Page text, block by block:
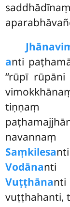
anti
‘‘rūpī
navannaṃ
Saṃkilesa
Vodānanti
Vuṭṭhāna
vuṭṭhahanti,